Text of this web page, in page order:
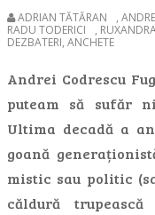
ADRIAN TĂTĂRAN ,
RADU TODERICI
,
DEZBATERI, ANCHETE
Andrei Codrescu
puteam să sufăr
Ultima decadă a
goană
mistic sau politic
căldură